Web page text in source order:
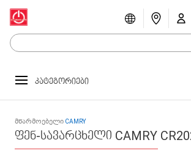
კატეგორიები
მწარმოებელი CAMRY
ფენ-სავარცხელი CAMRY